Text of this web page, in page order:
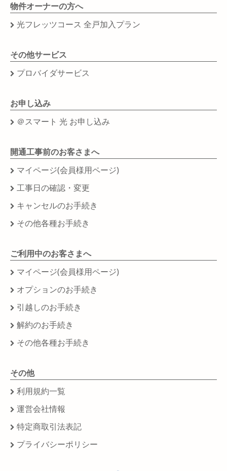
物件オーナーの方へ
光フレッツコース 全戸加入プラン
その他サービス
プロバイダサービス
お申し込み
＠スマート 光 お申し込み
開通工事前のお客さまへ
マイページ(会員様用ページ)
工事日の確認・変更
キャンセルのお手続き
その他各種お手続き
ご利用中のお客さまへ
マイページ(会員様用ページ)
オプションのお手続き
引越しのお手続き
解約のお手続き
その他各種お手続き
その他
利用規約一覧
運営会社情報
特定商取引法表記
プライバシーポリシー